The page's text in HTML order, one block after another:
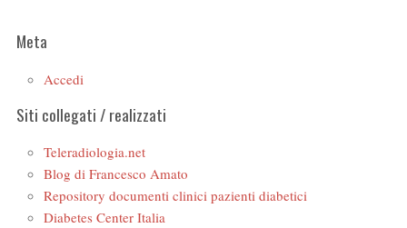
Meta
Accedi
Siti collegati / realizzati
Teleradiologia.net
Blog di Francesco Amato
Repository documenti clinici pazienti diabetici
Diabetes Center Italia